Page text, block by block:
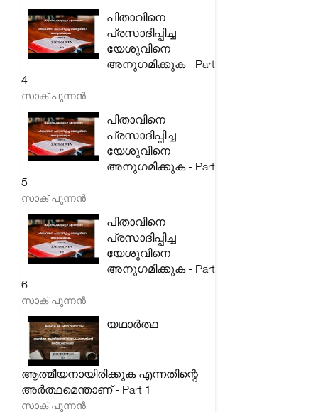
പിതാവിനെ
പ്രസാദിപ്പിച്ച
യേശുവിനെ
അനുഗമിക്കുക - Part
4
സാക് പുന്നൻ
പിതാവിനെ
പ്രസാദിപ്പിച്ച
യേശുവിനെ
അനുഗമിക്കുക - Part
5
സാക് പുന്നൻ
പിതാവിനെ
പ്രസാദിപ്പിച്ച
യേശുവിനെ
അനുഗമിക്കുക - Part
6
സാക് പുന്നൻ
യഥാർത്ഥ
ആത്മീയനായിരിക്കുക എന്നതിന്റെ
അർത്ഥമെന്താണ് - Part 1
സാക് പുന്നൻ